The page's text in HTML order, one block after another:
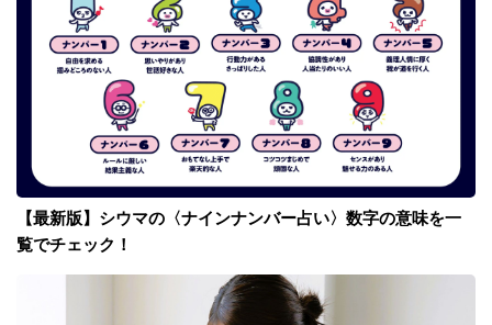
【最新版】シウマの〈ナインナンバー占い〉数字の意味を一
覧でチェック！